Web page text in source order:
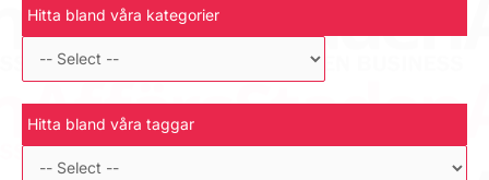
Hitta bland våra kategorier
Hitta bland våra taggar